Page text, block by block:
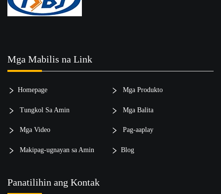
Mga Mabilis na Link
Homepage Mga Produkto
Tungkol Sa Amin Mga Balita
Mga Video Pag-aaplay
Makipag-ugnayan sa Amin Blog
Panatilihin ang Kontak